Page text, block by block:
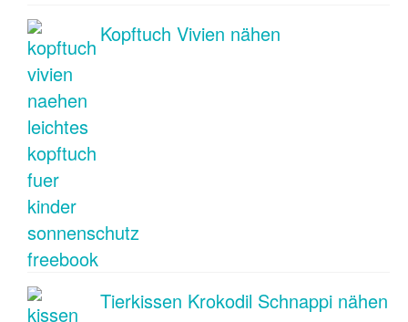
Kopftuch Vivien nähen
Tierkissen Krokodil Schnappi nähen